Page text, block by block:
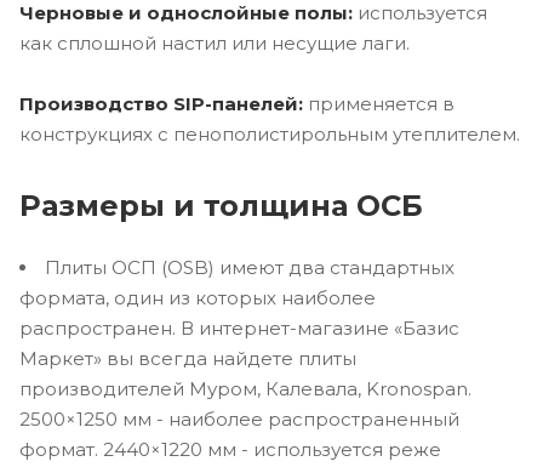
Черновые и однослойные полы: используется
как сплошной настил или несущие лаги.
Производство SIP-панелей: применяется в
конструкциях с пенополистирольным утеплителем.
Размеры и толщина ОСБ
Плиты ОСП (OSB) имеют два стандартных
формата, один из которых наиболее
распространен. В интернет-магазине «Базис
Маркет» вы всегда найдете плиты
производителей Муром, Калевала, Kronospan.
2500×1250 мм - наиболее распространенный
формат. 2440×1220 мм - используется реже